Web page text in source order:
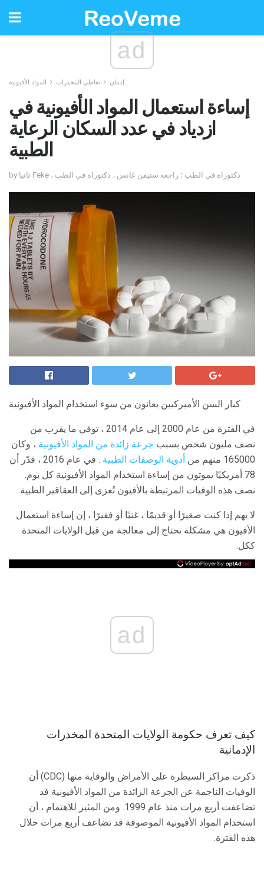
ad
إدمان تعاطي المخدرات المواد الأفيونية
إساءة استعمال المواد الأفيونية في
ازدياد في عدد السكان الرعاية
الطبية
by تانيا Feke ، دكتوراه في الطب ؛ راجعه ستيفن غانس ، دكتوراه في الطب
كبار السن الأميركيين يعانون من سوء استخدام المواد الأفيونية
في الفترة من عام 2000 إلى عام 2014 ، توفي ما يقرب من
نصف مليون شخص بسبب جرعة زائدة من المواد الأفيونية ، وكان
165000 منهم من
أدوية الوصفات الطبية
. في عام 2016 ، قدّر أن
78 أمريكيًا يموتون من إساءة استخدام المواد الأفيونية كل يوم.
نصف هذه الوفيات المرتبطة بالأفيون تُعزى إلى العقاقير الطبية.
لا يهم إذا كنت صغيرًا أو قديمًا ، غنيًا أو فقيرًا ، إن إساءة استعمال
الأفيون هي مشكلة تحتاج إلى معالجة من قبل الولايات المتحدة
ككل.
ad
كيف تعرف حكومة الولايات المتحدة المخدرات
الإدمانية
ذكرت مراكز السيطرة على الأمراض والوقاية منها (CDC) أن
الوفيات الناجمة عن الجرعة الزائدة من المواد الأفيونية قد
تضاعفت أربع مرات منذ عام 1999. ومن المثير للاهتمام ، أن
استخدام المواد الأفيونية الموصوفة قد تضاعف أربع مرات خلال
هذه الفترة.